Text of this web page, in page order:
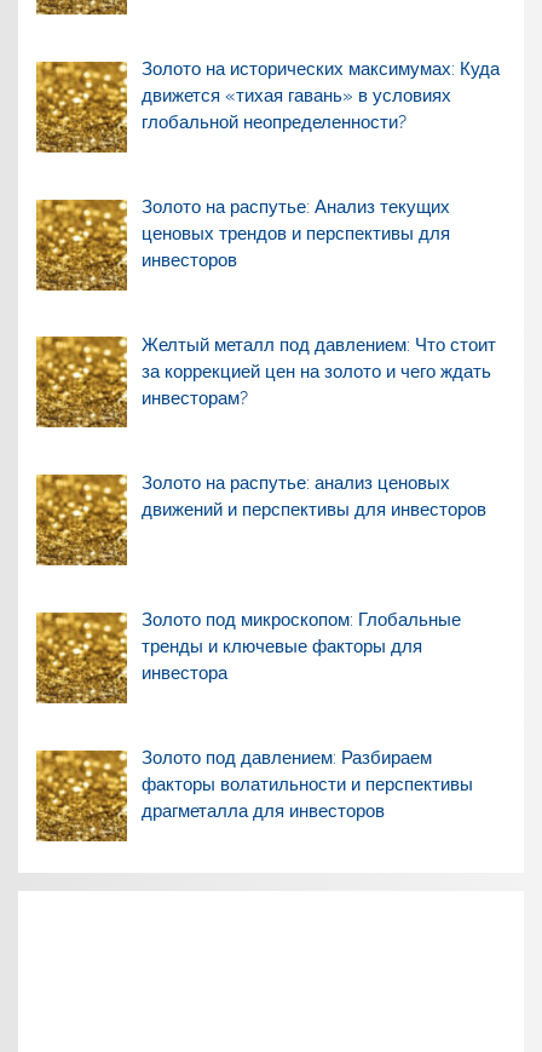
Золото на исторических максимумах: Куда
движется «тихая гавань» в условиях
глобальной неопределенности?
Золото на распутье: Анализ текущих
ценовых трендов и перспективы для
инвесторов
Желтый металл под давлением: Что стоит
за коррекцией цен на золото и чего ждать
инвесторам?
Золото на распутье: анализ ценовых
движений и перспективы для инвесторов
Золото под микроскопом: Глобальные
тренды и ключевые факторы для
инвестора
Золото под давлением: Разбираем
факторы волатильности и перспективы
драгметалла для инвесторов